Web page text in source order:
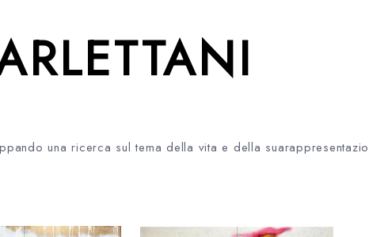
una ricerca sul tema della vita e della